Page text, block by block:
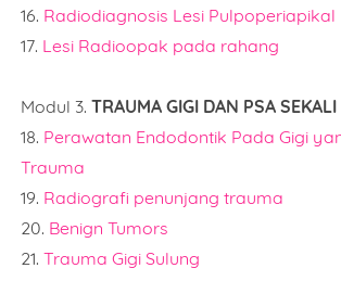
16. Radiodiagnosis Lesi Pulpoperiapikal
17. Lesi Radioopak pada rahang
Modul 3.TRAUMA GIGI DAN PSA
18. Perawatan Endodontik Pada Gigi
Trauma
19. Radiografi penunjang trauma
20. Benign Tumors
21.Trauma Gigi Sulung